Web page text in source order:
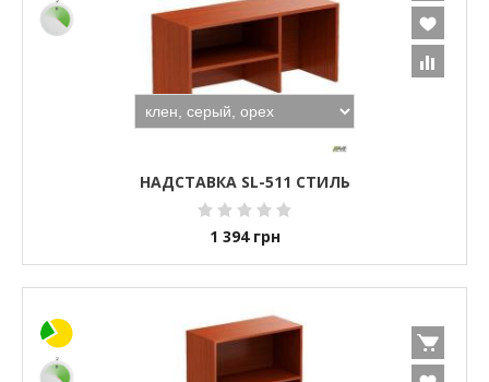
НАДСТАВКА SL-511 СТИЛЬ
1 394 грн